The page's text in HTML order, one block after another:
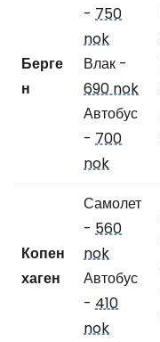
Берге
н
- 750
nok
Влак -
690 nok
Автобус
- 700
nok
Копен
хаген
Самолет
- 560
nok
Автобус
- 410
nok